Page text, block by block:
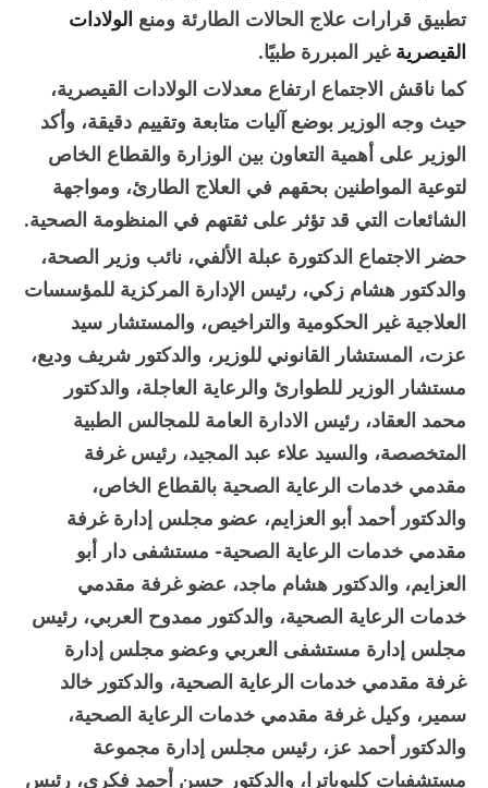
تطبيق قرارات علاج الحالات الطارئة ومنعالولادات
القيصريةغير المبررة طبيًا.
‎كما ناقش الاجتماع ارتفاع معدلات الولادات القيصرية،
حيث وجه الوزير بوضع آليات متابعة وتقييم دقيقة، وأكد
الوزير على أهمية التعاون بين الوزارة والقطاع الخاص
لتوعية المواطنين بحقهم في العلاج الطارئ، ومواجهة
الشائعات التي قد تؤثر على ثقتهم في المنظومة الصحية.
‎حضر الاجتماع الدكتورة عبلة الألفي، نائب وزير الصحة،
والدكتور هشام زكي، رئيس الإدارة المركزية للمؤسسات
العلاجية غير الحكومية والتراخيص، والمستشار سيد
عزت، المستشار القانوني للوزير، والدكتور شريف وديع،
مستشار الوزير للطوارئ والرعاية العاجلة، والدكتور
محمد العقاد، رئيس الادارة العامة للمجالس الطبية
المتخصصة، والسيد علاء عبد المجيد، رئيس غرفة
مقدمي خدمات الرعاية الصحية بالقطاع الخاص،
والدكتور أحمد أبو العزايم، عضو مجلس إدارة غرفة
مقدمي خدمات الرعاية الصحية- مستشفى دار أبو
العزايم، والدكتور هشام ماجد، عضو غرفة مقدمي
خدمات الرعاية الصحية، والدكتور ممدوح العربي، رئيس
مجلس إدارة مستشفى العربي وعضو مجلس إدارة
غرفة مقدمي خدمات الرعاية الصحية، والدكتور خالد
سمير، وكيل غرفة مقدمي خدمات الرعاية الصحية،
والدكتور أحمد عز، رئيس مجلس إدارة مجموعة
مستشفيات كليوباترا، والدكتور حسن أحمد فكري، رئيس